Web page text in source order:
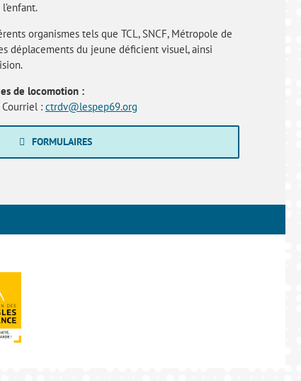
organismes tels que TCL, SNCF, Métropole de
déplacements du jeune déficient visuel, ainsi
de locomotion :
: ctrdv@lespep69.org
FORMULAIRES